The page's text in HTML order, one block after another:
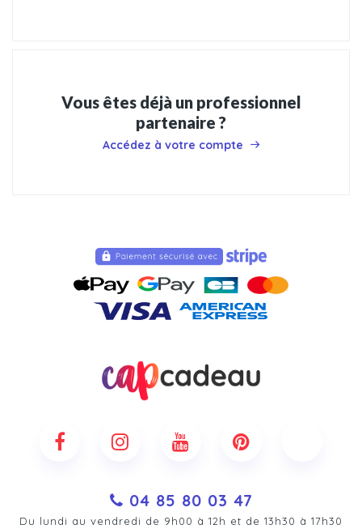
Vous êtes déjà un professionnel
partenaire ?
Accédez à votre compte
04 85 80 03 47
Du lundi au vendredi de 9h00 à 12h et de 13h30 à 17h30